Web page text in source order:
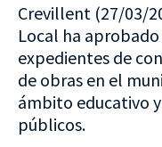
Crevillent (27/03/
Local ha
expedientes de
de obras en el
ámbito educativo
públicos.